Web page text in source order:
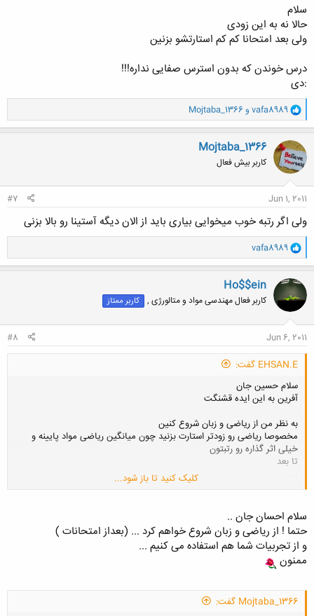
سلام
حالا نه به این زودی
ولی بعد امتحانا کم کم استارتشو بزنین
درس خوندن که بدون استرس صفایی نداره!!!
:دی
و
ا
ک
ن
ش
ه
ا
vafa8989 و Mojtaba_1366
Mojtaba_1366
کاربر بیش فعال
Jun 1, 2011
#7
ولی اگر رتبه خوب میخوایی بیاری باید از الان دیگه آستینا رو بالا بزنی
و
ا
ک
ن
ش
ه
ا
vafa8989
Ho$$ein
کاربر فعال مهندسی مواد و متالورژی , کاربر ممتاز
Jun 6, 2011
#8
EHSAN.E گفت:
سلام حسین جان
آفرین به این ایده قشنگت
به نظر من از ریاضی و زبان شروع کنین
مخصوصا ریاضی رو زودتر استارت بزنید چون میانگین ریاضی مواد پایینه و
خیلی اثر گذاره رو رتبتون
تا بعد
کلیک کنید تا باز شود...
سلام احسان جان ..
حتما ! از ریاضی و زبان شروع خواهم کرد ... (بعداز امتحانات )
و از تجربیات شما هم استفاده می کنیم ...
ممنون
Mojtaba_1366 گفت: